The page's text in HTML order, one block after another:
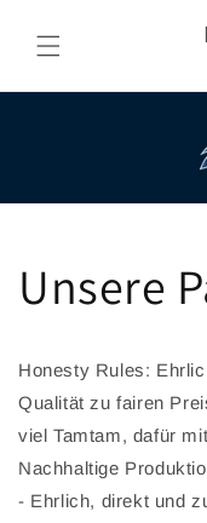
Inhalt
Unsere
Honesty Rules:
Qualität zu fairen
viel Tamtam, dafür
Nachhaltige
- Ehrlich, direkt und